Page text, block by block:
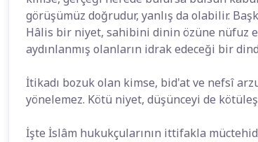
görüşümüz doğrudur, yanlış da olabilir.
Hâlis bir niyet, sahibini dinin özüne nüfuz
aydınlanmış olanların idrak edeceği bir
İtikadı bozuk olan kimse, bid'at ve nefsî
yönelemez. Kötü niyet, düşünceyi de
İşte İslâm hukukçularının ittifakla